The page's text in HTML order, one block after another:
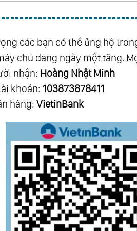
các bạn có thể ủng hộ
chủ đang ngày một tăng.
nhận: Hoàng Nhật Minh
khoản: 103873878411
hàng: VietinBank